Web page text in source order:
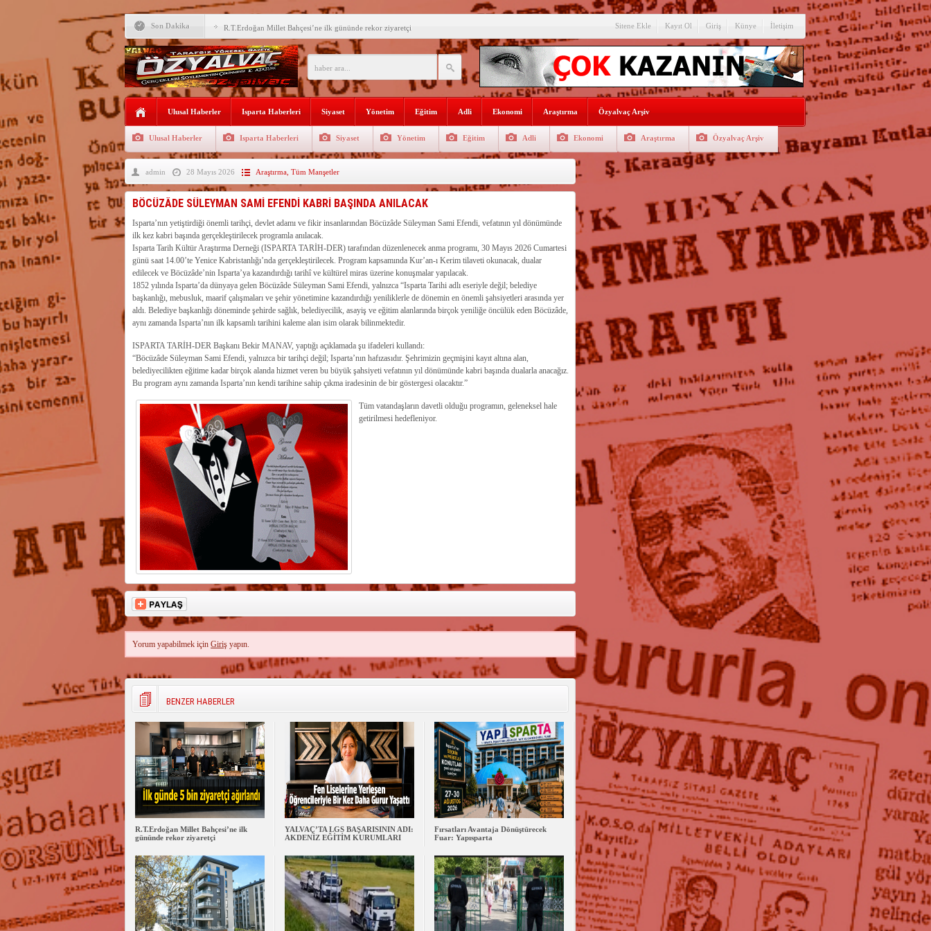
Son Dakika R.T.Erdoğan Millet Bahçesi’ne ilk gününde rekor ziyaretçi
YALVAÇ’TA LGS BAŞARISININ ADI: AKDENİZ
EĞİTİM KURUMLARI
Fırsatları Avantaja Dönüştürecek Fuar: Yapısparta
TOKİ, Isparta’da 9 Gayrimenkulü Açık Artırmayla Satışa
Sunacak
İleği ile Kurusarı arasına sathi kaplama yapıldı
Yalvaç’ta LGS Başarısı Yükselişini Sürdürüyor
Uyaroğlu’nun konukları Özel, Tüfekçi ve Bayar
Bağkonak Muhtarı Başoda’dan masa başı haberlere karşı
açıklama
SDÜ’ye 68 sözleşmeli personel alınacak
Sitene Ekle Kayıt Ol Giriş Künye İletişim
Ulusal Haberler Isparta Haberleri Siyaset Yönetim Eğitim Adli Ekonomi Araştırma Özyalvaç Arşiv
Ulusal Haberler Isparta Haberleri Siyaset Yönetim Eğitim Adli Ekonomi Araştırma Özyalvaç Arşiv
admin 28 Mayıs 2026 Araştırma, Tüm Manşetler
BÖCÜZÂDE SÜLEYMAN SAMİ EFENDİ KABRİ BAŞINDA ANILACAK
Isparta’nın yetiştirdiği önemli tarihçi, devlet adamı ve fikir insanlarından Böcüzâde Süleyman Sami Efendi, vefatının yıl dönümünde
ilk kez kabri başında gerçekleştirilecek programla anılacak.
Isparta Tarih Kültür Araştırma Derneği (ISPARTA TARİH-DER) tarafından düzenlenecek anma programı, 30 Mayıs 2026 Cumartesi
günü saat 14.00’te Yenice Kabristanlığı’nda gerçekleştirilecek. Program kapsamında Kur’an-ı Kerim tilaveti okunacak, dualar
edilecek ve Böcüzâde’nin Isparta’ya kazandırdığı tarihî ve kültürel miras üzerine konuşmalar yapılacak.
1852 yılında Isparta’da dünyaya gelen Böcüzâde Süleyman Sami Efendi, yalnızca “Isparta Tarihi adlı eseriyle değil; belediye
başkanlığı, mebusluk, maarif çalışmaları ve şehir yönetimine kazandırdığı yeniliklerle de dönemin en önemli şahsiyetleri arasında yer
aldı. Belediye başkanlığı döneminde şehirde sağlık, belediyecilik, asayiş ve eğitim alanlarında birçok yeniliğe öncülük eden Böcüzâde,
aynı zamanda Isparta’nın ilk kapsamlı tarihini kaleme alan isim olarak bilinmektedir.
ISPARTA TARİH-DER Başkanı Bekir MANAV, yaptığı açıklamada şu ifadeleri kullandı:
“Böcüzâde Süleyman Sami Efendi, yalnızca bir tarihçi değil; Isparta’nın hafızasıdır. Şehrimizin geçmişini kayıt altına alan,
belediyecilikten eğitime kadar birçok alanda hizmet veren bu büyük şahsiyeti vefatının yıl dönümünde kabri başında dualarla anacağız.
Bu program aynı zamanda Isparta’nın kendi tarihine sahip çıkma iradesinin de bir göstergesi olacaktır.”
Tüm vatandaşların davetli olduğu programın, geleneksel hale
getirilmesi hedefleniyor.
Yorum yapabilmek içinGiriş yapın.
BENZER HABERLER
R.T.Erdoğan Millet Bahçesi’ne ilk
gününde rekor ziyaretçi
YALVAÇ’TA LGS BAŞARISININ ADI:
AKDENİZ EĞİTİM KURUMLARI
Fırsatları Avantaja Dönüştürecek
Fuar: Yapısparta